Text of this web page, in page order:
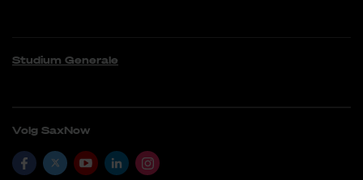
Studium Generale
Volg SaxNow